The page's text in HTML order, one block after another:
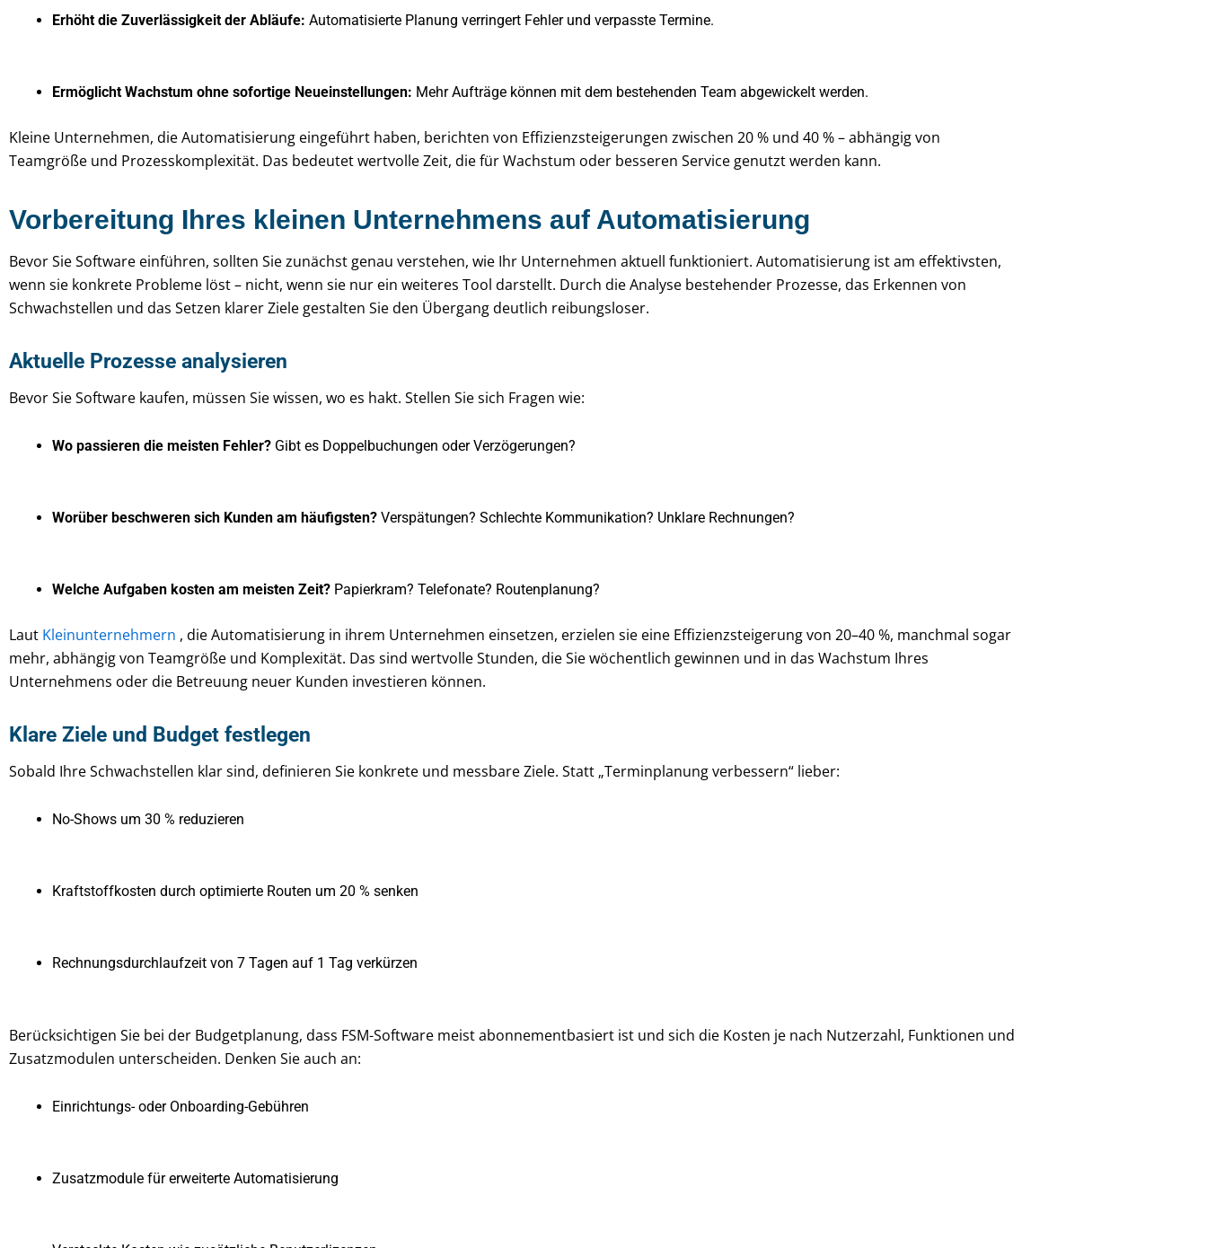
Erhöht die Zuverlässigkeit der Abläufe: Automatisierte Planung verringert Fehler und verpasste Termine.
Ermöglicht Wachstum ohne sofortige Neueinstellungen: Mehr Aufträge können mit dem bestehenden Team abgewickelt werden.
Kleine Unternehmen, die Automatisierung eingeführt haben, berichten von Effizienzsteigerungen zwischen 20 % und 40 % – abhängig von
Teamgröße und Prozesskomplexität. Das bedeutet wertvolle Zeit, die für Wachstum oder besseren Service genutzt werden kann.
Vorbereitung Ihres kleinen Unternehmens auf Automatisierung
Bevor Sie Software einführen, sollten Sie zunächst genau verstehen, wie Ihr Unternehmen aktuell funktioniert. Automatisierung ist am effektivsten,
wenn sie konkrete Probleme löst – nicht, wenn sie nur ein weiteres Tool darstellt. Durch die Analyse bestehender Prozesse, das Erkennen von
Schwachstellen und das Setzen klarer Ziele gestalten Sie den Übergang deutlich reibungsloser.
Aktuelle Prozesse analysieren
Bevor Sie Software kaufen, müssen Sie wissen, wo es hakt. Stellen Sie sich Fragen wie:
Wo passieren die meisten Fehler? Gibt es Doppelbuchungen oder Verzögerungen?
Worüber beschweren sich Kunden am häufigsten? Verspätungen? Schlechte Kommunikation? Unklare Rechnungen?
Welche Aufgaben kosten am meisten Zeit? Papierkram? Telefonate? Routenplanung?
Laut Kleinunternehmern , die Automatisierung in ihrem Unternehmen einsetzen, erzielen sie eine Effizienzsteigerung von 20–40 %, manchmal sogar
mehr, abhängig von Teamgröße und Komplexität. Das sind wertvolle Stunden, die Sie wöchentlich gewinnen und in das Wachstum Ihres
Unternehmens oder die Betreuung neuer Kunden investieren können.
Klare Ziele und Budget festlegen
Sobald Ihre Schwachstellen klar sind, definieren Sie konkrete und messbare Ziele. Statt „Terminplanung verbessern“ lieber:
No-Shows um 30 % reduzieren
Kraftstoffkosten durch optimierte Routen um 20 % senken
Rechnungsdurchlaufzeit von 7 Tagen auf 1 Tag verkürzen
Berücksichtigen Sie bei der Budgetplanung, dass FSM-Software meist abonnementbasiert ist und sich die Kosten je nach Nutzerzahl, Funktionen und
Zusatzmodulen unterscheiden. Denken Sie auch an:
Einrichtungs- oder Onboarding-Gebühren
Zusatzmodule für erweiterte Automatisierung